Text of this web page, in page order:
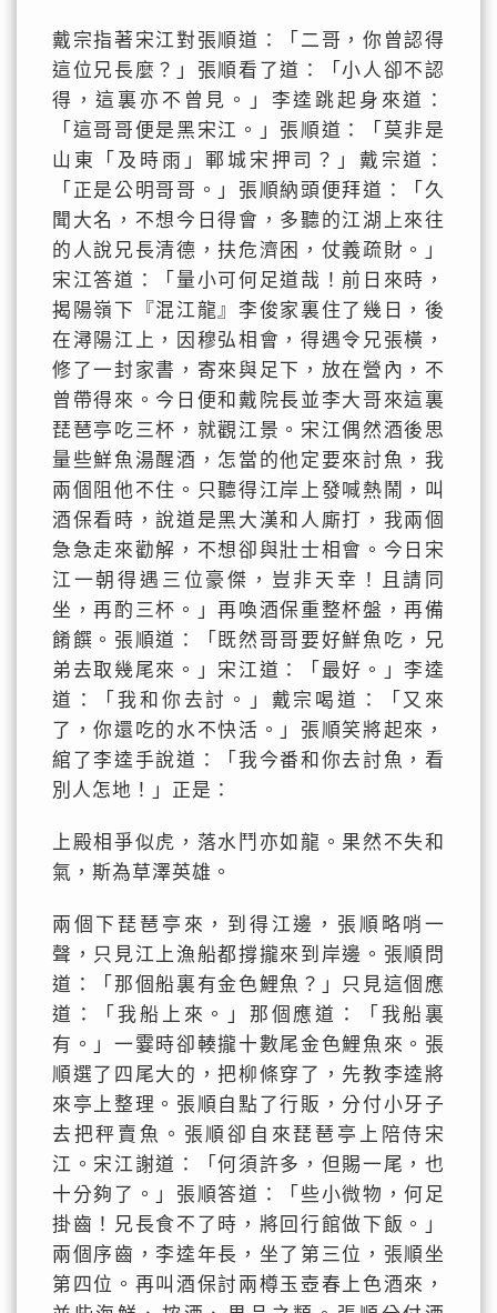
戴宗指著宋江對張順道：「二哥，你曾認得
這位兄長麼？」張順看了道：「小人卻不認
得，這裏亦不曾見。」李逵跳起身來道：
「這哥哥便是黑宋江。」張順道：「莫非是
山東「及時雨」鄆城宋押司？」戴宗道：
「正是公明哥哥。」張順納頭便拜道：「久
聞大名，不想今日得會，多聽的江湖上來往
的人說兄長清德，扶危濟困，仗義疏財。」
宋江答道：「量小可何足道哉！前日來時，
揭陽嶺下『混江龍』李俊家裏住了幾日，後
在潯陽江上，因穆弘相會，得遇令兄張橫，
修了一封家書，寄來與足下，放在營內，不
曾帶得來。今日便和戴院長並李大哥來這裏
琵琶亭吃三杯，就觀江景。宋江偶然酒後思
量些鮮魚湯醒酒，怎當的他定要來討魚，我
兩個阻他不住。只聽得江岸上發喊熱鬧，叫
酒保看時，說道是黑大漢和人廝打，我兩個
急急走來勸解，不想卻與壯士相會。今日宋
江一朝得遇三位豪傑，豈非天幸！且請同
坐，再酌三杯。」再喚酒保重整杯盤，再備
餚饌。張順道：「既然哥哥要好鮮魚吃，兄
弟去取幾尾來。」宋江道：「最好。」李逵
道：「我和你去討。」戴宗喝道：「又來
了，你還吃的水不快活。」張順笑將起來，
綰了李逵手說道：「我今番和你去討魚，看
別人怎地！」正是：
上殿相爭似虎，落水鬥亦如龍。果然不失和
氣，斯為草澤英雄。
兩個下琵琶亭來，到得江邊，張順略哨一
聲，只見江上漁船都撐攏來到岸邊。張順問
道：「那個船裏有金色鯉魚？」只見這個應
道：「我船上來。」那個應道：「我船裏
有。」一霎時卻輳攏十數尾金色鯉魚來。張
順選了四尾大的，把柳條穿了，先教李逵將
來亭上整理。張順自點了行販，分付小牙子
去把秤賣魚。張順卻自來琵琶亭上陪侍宋
江。宋江謝道：「何須許多，但賜一尾，也
十分夠了。」張順答道：「些小微物，何足
掛齒！兄長食不了時，將回行館做下飯。」
兩個序齒，李逵年長，坐了第三位，張順坐
第四位。再叫酒保討兩樽玉壺春上色酒來，